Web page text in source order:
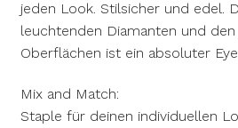
jeden Look. Stilsicher und edel.
leuchtenden Diamanten und
Oberflächen ist ein absoluter
Mix and Match:
Staple für deinen individuellen